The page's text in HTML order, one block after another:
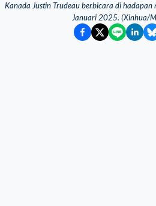
Kanada Justin Trudeau berbicara di
Januari 2025. (Xinhua/